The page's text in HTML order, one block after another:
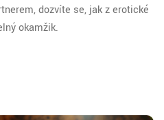
dozvíte se, jak z erotické
okamžik.